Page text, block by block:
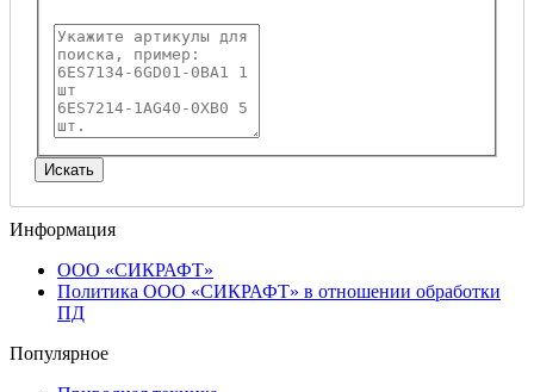
Информация
ООО «СИКРАФТ»
Политика ООО «СИКРАФТ» в отношении обработки
ПД
Популярное